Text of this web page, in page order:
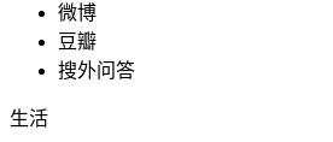
微博
豆瓣
搜外问答
生活